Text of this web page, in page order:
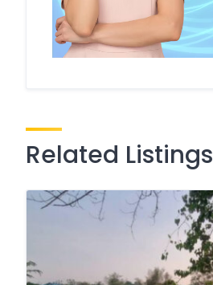
Related Listings